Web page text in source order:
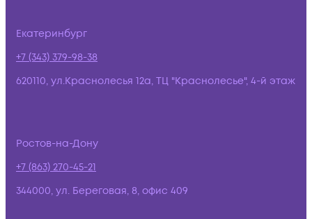
Екатеринбург
+7 (343) 379-98-38
620110, ул.Краснолесья 12а, ТЦ "Краснолесье", 4-й этаж
Ростов-на-Дону
+7 (863) 270-45-21
344000, ул. Береговая, 8, офис 409